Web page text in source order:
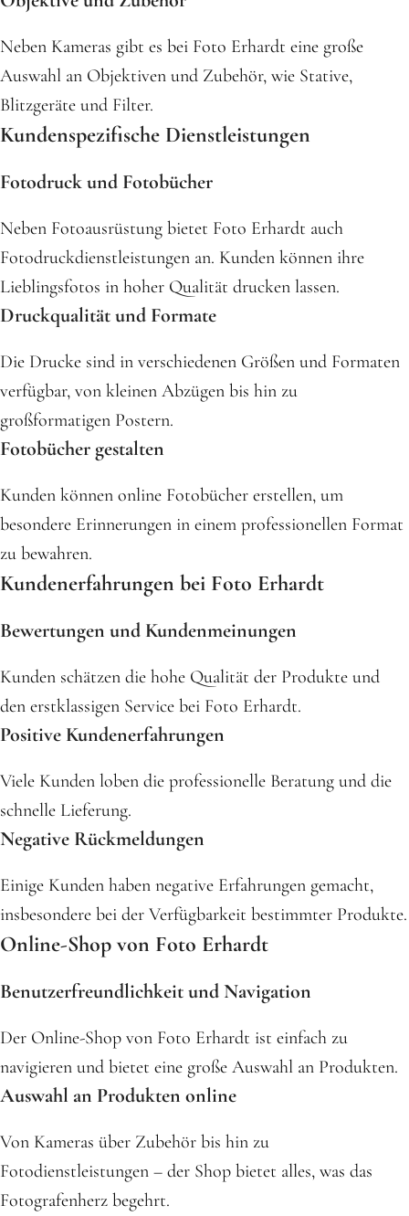
Neben Kameras gibt es bei Foto Erhardt eine große
Auswahl an Objektiven und Zubehör, wie Stative,
Blitzgeräte und Filter.
Kundenspezifische Dienstleistungen
Fotodruck und Fotobücher
Neben Fotoausrüstung bietet Foto Erhardt auch
Fotodruckdienstleistungen an. Kunden können ihre
Lieblingsfotos in hoher Qualität drucken lassen.
Druckqualität und Formate
Die Drucke sind in verschiedenen Größen und Formaten
verfügbar, von kleinen Abzügen bis hin zu
großformatigen Postern.
Fotobücher gestalten
Kunden können online Fotobücher erstellen, um
besondere Erinnerungen in einem professionellen Format
zu bewahren.
Kundenerfahrungen bei Foto Erhardt
Bewertungen und Kundenmeinungen
Kunden schätzen die hohe Qualität der Produkte und
den erstklassigen Service bei Foto Erhardt.
Positive Kundenerfahrungen
Viele Kunden loben die professionelle Beratung und die
schnelle Lieferung.
Negative Rückmeldungen
Einige Kunden haben negative Erfahrungen gemacht,
insbesondere bei der Verfügbarkeit bestimmter Produkte.
Online-Shop von Foto Erhardt
Benutzerfreundlichkeit und Navigation
Der Online-Shop von Foto Erhardt ist einfach zu
navigieren und bietet eine große Auswahl an Produkten.
Auswahl an Produkten online
Von Kameras über Zubehör bis hin zu
Fotodienstleistungen – der Shop bietet alles, was das
Fotografenherz begehrt.